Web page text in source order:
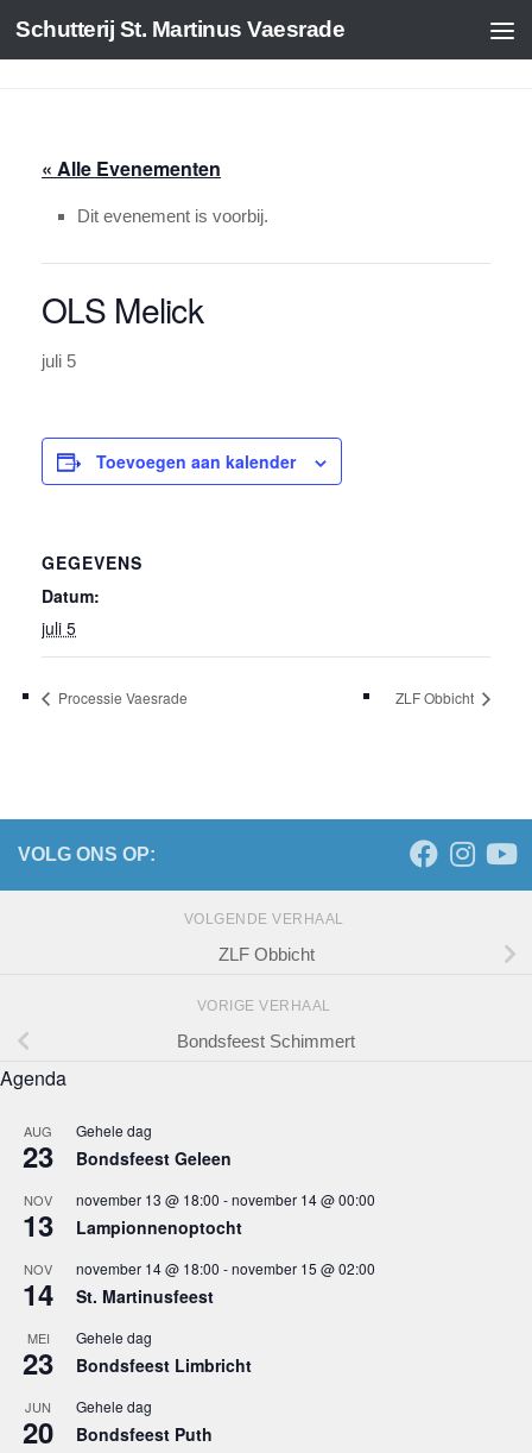
Doorgaan naar inhoud
Schutterij St. Martinus Vaesrade
« Alle Evenementen
Dit evenement is voorbij.
OLS Melick
juli 5
Toevoegen aan kalender
GEGEVENS
Datum:
juli 5
Processie Vaesrade ZLF Obbicht
VOLG ONS OP:
VOLGENDE VERHAAL
ZLF Obbicht
VORIGE VERHAAL
Bondsfeest Schimmert
Agenda
AUG
23
Gehele dag
Bondsfeest Geleen
NOV
13
november 13 @ 18:00 -november 14 @ 00:00
Lampionnenoptocht
NOV
14
november 14 @ 18:00 -november 15 @ 02:00
St. Martinusfeest
MEI
23
Gehele dag
Bondsfeest Limbricht
JUN
20
Gehele dag
Bondsfeest Puth